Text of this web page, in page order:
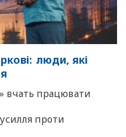
люди, які
вчать працювати
проти